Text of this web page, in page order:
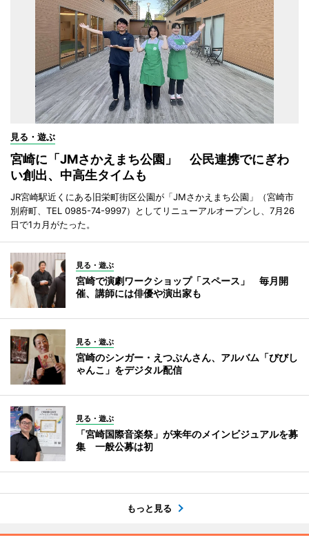
見る・遊ぶ
宮崎に「JMさかえまち公園」 公民連携でにぎわ
い創出、中高生タイムも
JR宮崎駅近くにある旧栄町街区公園が「JMさかえまち公園」（宮崎市
別府町、TEL 0985-74-9997）としてリニューアルオープンし、7月26
日で1カ月がたった。
見る・遊ぶ
宮崎で演劇ワークショップ「スペース」 毎月開
催、講師には俳優や演出家も
見る・遊ぶ
宮崎のシンガー・えつぷんさん、アルバム「びびし
ゃんこ」をデジタル配信
見る・遊ぶ
「宮崎国際音楽祭」が来年のメインビジュアルを募
集 一般公募は初
もっと見る